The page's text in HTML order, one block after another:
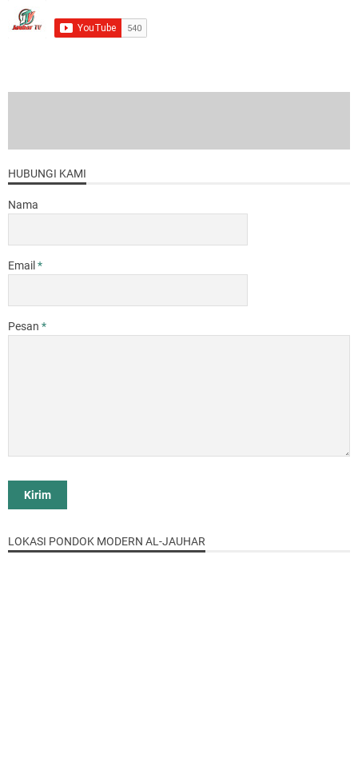
HUBUNGI KAMI
Nama
Email *
Pesan *
LOKASI PONDOK MODERN AL-JAUHAR